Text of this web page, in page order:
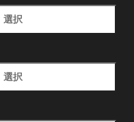
選択
選択